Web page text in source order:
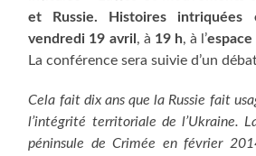
et Russie. Histoires intriquées
vendredi 19 avril , à 19 h, à l’
La conférence sera suivie d’un
Cela fait dix ans que la Russie fait
l’intégrité territoriale de l’Ukraine.
péninsule de Crimée en février